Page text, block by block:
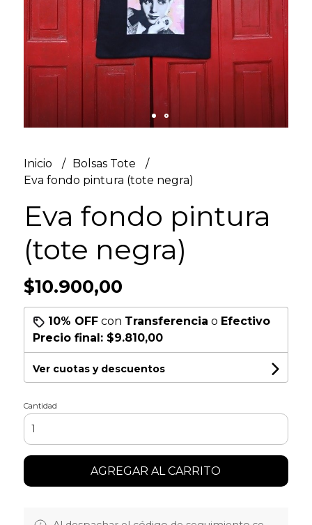
Inicio
Bolsas Tote
Eva fondo pintura (tote negra)
Eva fondo pintura
(tote negra)
$10.900,00
10% OFFcon Transferencia o Efectivo
Precio final: $9.810,00
Ver cuotas y descuentos
Cantidad
AGREGAR AL CARRITO